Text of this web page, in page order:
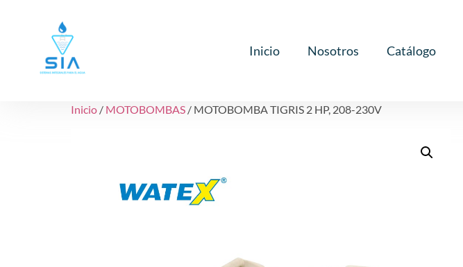
Inicio Nosotros Catálogo
Inicio / MOTOBOMBAS / MOTOBOMBA TIGRIS 2 HP, 208-230V